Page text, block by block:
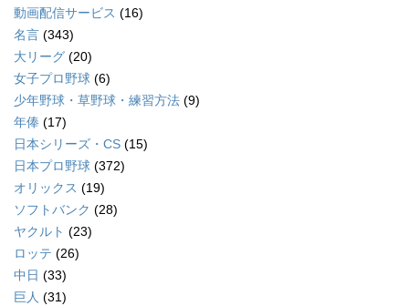
動画配信サービス (16)
名言 (343)
大リーグ (20)
女子プロ野球 (6)
少年野球・草野球・練習方法 (9)
年俸 (17)
日本シリーズ・CS (15)
日本プロ野球 (372)
オリックス (19)
ソフトバンク (28)
ヤクルト (23)
ロッテ (26)
中日 (33)
巨人 (31)